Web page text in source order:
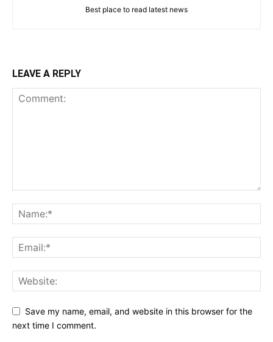
Best place to read latest news
LEAVE A REPLY
Save my name, email, and website in this browser for the
next time I comment.